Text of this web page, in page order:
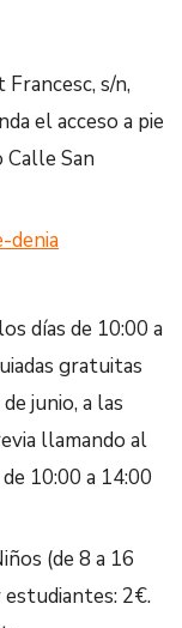
s/n,
el acceso a pie
Calle San
denia
días de 10:00 a
gratuitas
junio, a las
llamando al
10:00 a 14:00
(de 8 a 16
estudiantes: 2€.